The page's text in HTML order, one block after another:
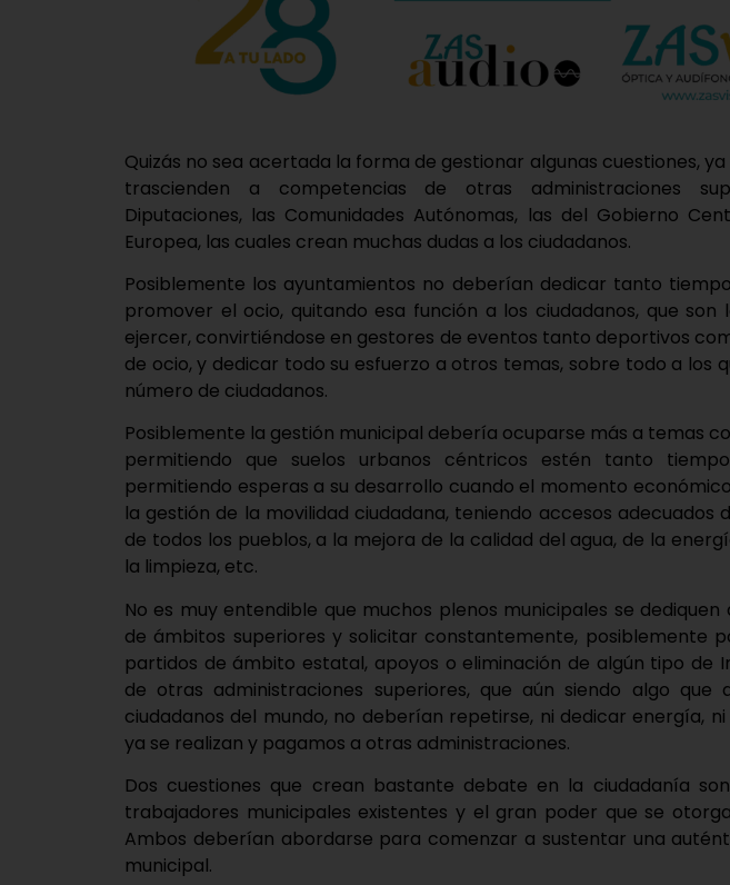
Quizás no sea acertada la forma de gestionar algunas cuestiones,
trascienden a competencias de otras administraciones
Diputaciones, las Comunidades Autónomas, las del Gobierno
Europea, las cuales crean muchas dudas a los ciudadanos.
Posiblemente los ayuntamientos no deberían dedicar tanto
promover el ocio, quitando esa función a los ciudadanos, que son
ejercer, convirtiéndose en gestores de eventos tanto deportivos
de ocio, y dedicar todo su esfuerzo a otros temas, sobre todo a los
número de ciudadanos.
Posiblemente la gestión municipal debería ocuparse más a temas
permitiendo que suelos urbanos céntricos estén tanto
permitiendo esperas a su desarrollo cuando el momento
la gestión de la movilidad ciudadana, teniendo accesos adecuados
de todos los pueblos, a la mejora de la calidad del agua, de la
la limpieza, etc.
No es muy entendible que muchos plenos municipales se
de ámbitos superiores y solicitar constantemente, posiblemente
partidos de ámbito estatal, apoyos o eliminación de algún tipo de
de otras administraciones superiores, que aún siendo algo
ciudadanos del mundo, no deberían repetirse, ni dedicar energía,
ya se realizan y pagamos a otras administraciones.
Dos cuestiones que crean bastante debate en la ciudadanía
trabajadores municipales existentes y el gran poder que se
Ambos deberían abordarse para comenzar a sustentar una
municipal.